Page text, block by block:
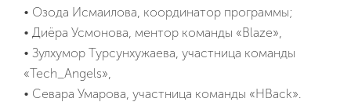
• Озода Исмаилова, координатор программы;
• Диёра Усмонова, ментор команды «Blaze»,
• Зулхумор Турсунхужаева, участница команды
«Tech_Angels»,
• Севара Умарова, участница команды «HBack».